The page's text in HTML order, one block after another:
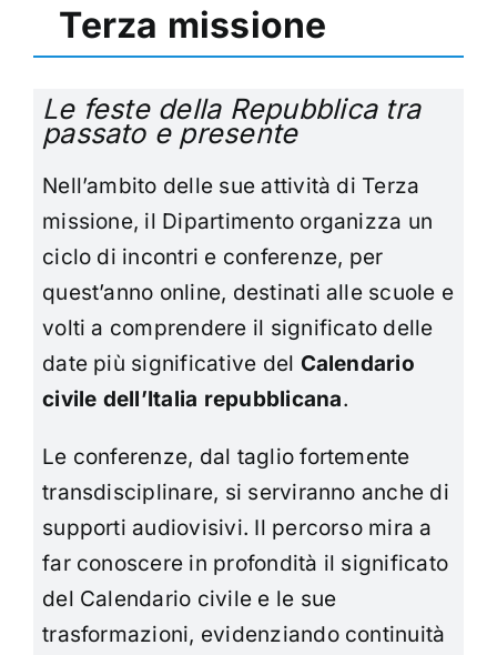
Terza missione
Le feste della Repubblica tra
passato e presente
Nell’ambito delle sue attività di Terza
missione, il Dipartimento organizza un
ciclo di incontri e conferenze, per
quest’anno online, destinati alle scuole e
volti a comprendere il significato delle
date più significative del Calendario
civile dell’Italia repubblicana.
Le conferenze, dal taglio fortemente
transdisciplinare, si serviranno anche di
supporti audiovisivi. Il percorso mira a
far conoscere in profondità il significato
del Calendario civile e le sue
trasformazioni, evidenziando continuità